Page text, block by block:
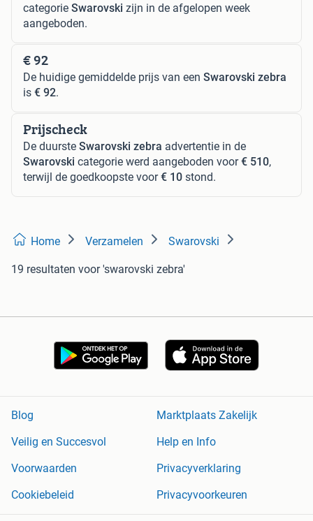
categorie Swarovski zijn in de afgelopen week
aangeboden.
€ 92
De huidige gemiddelde prijs van een Swarovski zebra
is € 92.
Prijscheck
De duurste Swarovski zebra advertentie in de
Swarovski categorie werd aangeboden voor€ 510,
terwijl de goedkoopste voor€ 10 stond.
Home Verzamelen Swarovski
19 resultaten voor 'swarovski zebra'
Blog
Marktplaats Zakelijk
Veilig en Succesvol
Help en Info
Voorwaarden
Privacyverklaring
Cookiebeleid
Privacyvoorkeuren